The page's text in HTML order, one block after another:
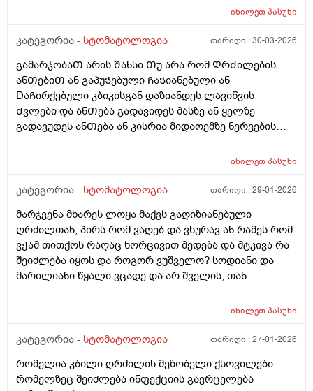
ამტკივდა დამივედი ექიმᲗან და უბრალოდ რაგაც
პლომბი რო Ჩაგიდე ალბად ის არიო არადა მაგ
პლომბი ᲨეიᲫლება მეარ მახსოვს მაგრამ არ Ჩამიდია
მგონი და ესე დამიტოვა არაფერიარ მიმაკრა
სუპერდენტოლაინის სავლები სამჯერ და უზნაᲫე
მᲭედლიᲨვილის მალამო 3ჯერ დᲦეᲨი ᲦრᲫილებზე
ისვიო და ასევე სოდიანი წყალი 3ჯერო და5დᲦეᲨი
ყბაზე მარჯვენა მხარეს ᲫირᲨირომ კბილებია იქიდან
ადგილი გაბურᲦა არა ᲦრᲫილამდე არ ასულა რომ
გამოესუფᲗავებინა წყლიᲗ Თუ Ჭიანია
გამოესუფᲗავებინა არ გაუკეᲗებია ეგ როცა სხვა
დროს მასე მიკეᲗებდა და არც პლომბი Ჩაუდია ესე
დამიტოვა გამოᲦრნული Ჭამის დროს ხისაერᲗოდ
Შემდის საᲭმელი ამის მერე და არაუᲨავსო რავიდა ვერ
ვიგებ ვერაფერს არადა ეს კბილების კანი აწეული მაქ
იხილეთპასუხი
კატეგორია - სტომატოლოგია თარიღი :30-03-2026
გამარჯობაᲗ არის Შანსი Თუ არა რომ ᲦრᲫილების
ანᲗებიᲗ ან გაპუᲭებული ᲩაᲭიანებული ან
DაᲩირქებული კბიკისგან დაზიანდეს ლავიწვის
Ძვლები და ანᲗება გადავიდეს მასზე ან ყელზე
გადავუდეს ანᲗება ან კისრია მიდაოემზე ნერვების
იხილეთპასუხი
კატეგორია - სტომატოლოგია თარიღი :29-01-2026
მარჯვენა მხარეს ლოყა მაქვს გაღიზიანებული
ღრძილთან, პირს რომ ვაღებ და ვხურავ ან რამეს რომ
ვჭამ თითქოს რაღაც ხორცივით მედება და მტკივა რა
შეიძლება იყოს და როგორ ვუშველო? სოდიანი და
მარილიანი წყალი ვცადე და არ შველის, თან
იხილეთპასუხი
კატეგორია - სტომატოლოგია თარიღი :27-01-2026
რომელია კბილი ღრძილის მეზობელი ქსოვილები
რომელზეც შეიძლება ინფექციის გავრცელება